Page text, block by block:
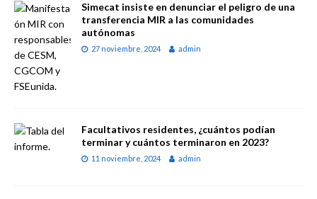
Simecat insiste en denunciar el peligro de una
transferencia MIR a las comunidades
autónomas
27 noviembre, 2024 admin
Facultativos residentes, ¿cuántos podían
terminar y cuántos terminaron en 2023?
11 noviembre, 2024 admin